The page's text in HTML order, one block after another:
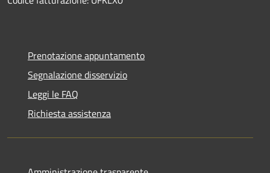
Prenotazione appuntamento
Segnalazione disservizio
Leggi le FAQ
Richiesta assistenza